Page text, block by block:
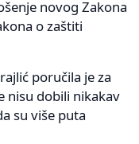
novog Zakona
o zaštiti
poručila je za
nisu dobili nikakav
su više puta